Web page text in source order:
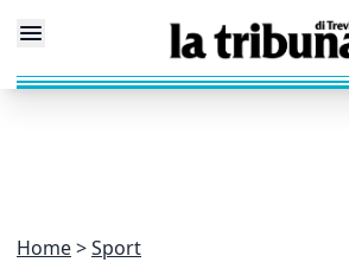
Home Sport